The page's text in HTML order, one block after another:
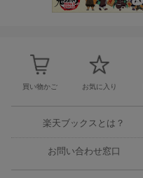
買い物かご お気に入り
楽天ブックスとは？
お問い合わせ窓口